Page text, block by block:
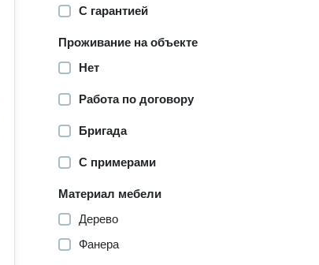
С гарантией
Проживание на объекте
Нет
Работа по договору
Бригада
С примерами
Материал мебели
Дерево
Фанера